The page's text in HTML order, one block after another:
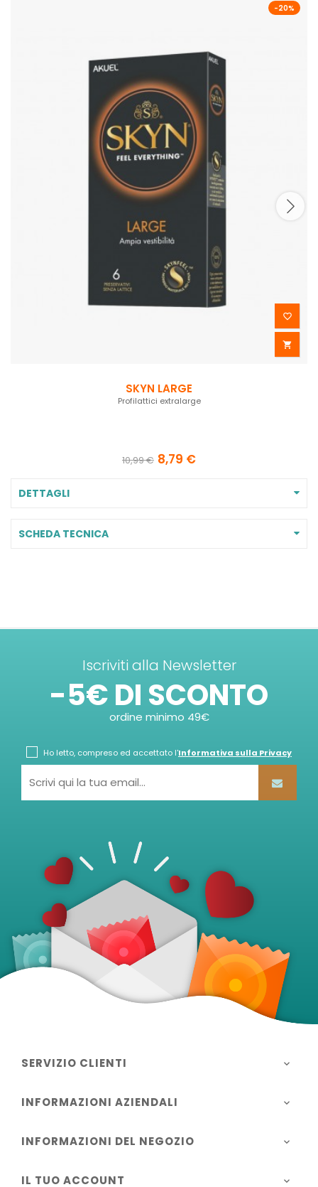
-20%


SKYN LARGE
Profilattici extralarge
10,99 € 8,79 €
DETTAGLI
SCHEDA TECNICA
Iscriviti alla Newsletter
-5€ DI SCONTO
ordine minimo 49€
Ho letto, compreso ed accettato l'Informativa sulla Privacy
SERVIZIO CLIENTI 
INFORMAZIONI AZIENDALI 
INFORMAZIONI DEL NEGOZIO 
IL TUO ACCOUNT 